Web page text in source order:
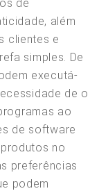
de
além
clientes e
simples. De
executá-
de o
ao
de software
no
preferências
podem